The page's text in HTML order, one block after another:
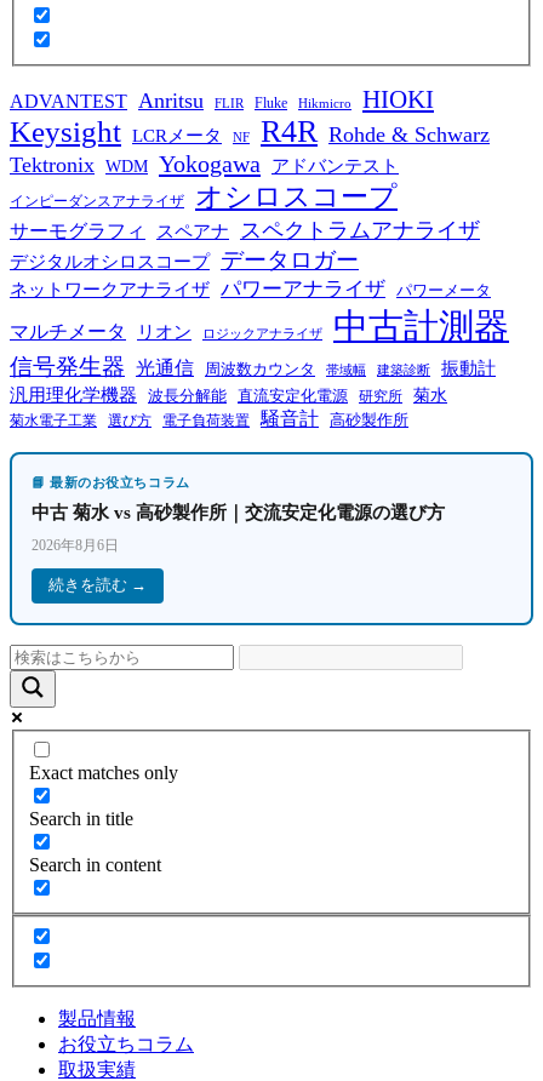
ADVANTEST Anritsu FLIR Fluke Hikmicro HIOKI
Keysight LCRメータ NF R4R Rohde & Schwarz
Tektronix WDM Yokogawa アドバンテスト
インピーダンスアナライザ オシロスコープ
サーモグラフィ スペアナ スペクトラムアナライザ
デジタルオシロスコープ データロガー
ネットワークアナライザ パワーアナライザ パワーメータ
マルチメータ リオン ロジックアナライザ 中古計測器
信号発生器 光通信 周波数カウンタ 帯域幅 建築診断
振動計
汎用理化学機器
波長分解能 直流安定化電源 研究所 菊水
菊水電子工業 選び方 電子負荷装置 騒音計 高砂製作所
📘 最新のお役立ちコラム
中古 菊水 vs 高砂製作所｜交流安定化電源の選び方
2026年8月6日
続きを読む →
Exact matches only
Search in title
Search in content
製品情報
お役立ちコラム
取扱実績